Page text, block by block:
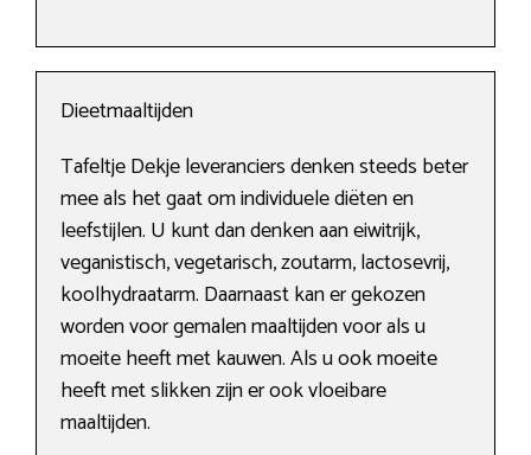
Dieetmaaltijden
Tafeltje Dekje leveranciers denken steeds beter
mee als het gaat om individuele diëten en
leefstijlen. U kunt dan denken aan eiwitrijk,
veganistisch, vegetarisch, zoutarm, lactosevrij,
koolhydraatarm. Daarnaast kan er gekozen
worden voor gemalen maaltijden voor als u
moeite heeft met kauwen. Als u ook moeite
heeft met slikken zijn er ook vloeibare
maaltijden.